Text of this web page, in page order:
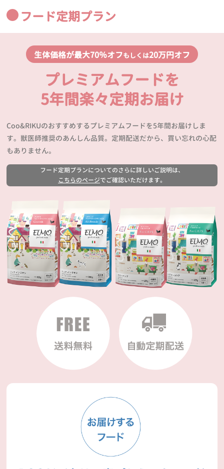
フード定期プラン
生体価格が最大70％オフもしくは20万円オフ
プレミアムフードを
5年間楽々定期お届け
Coo&RIKUのおすすめするプレミアムフードを5年間お届けしま
す。獣医師推奨のあんしん品質。定期配送だから、買い忘れの心配
もありません。
フード定期プランについてのさらに詳しいご説明は、
こちらのページでご確認いただけます。